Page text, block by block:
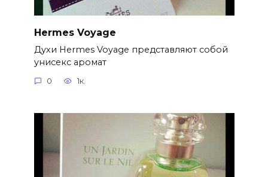
Hermes Voyage
Духи Hermes Voyage представляют собой
унисекс аромат
0 1к.